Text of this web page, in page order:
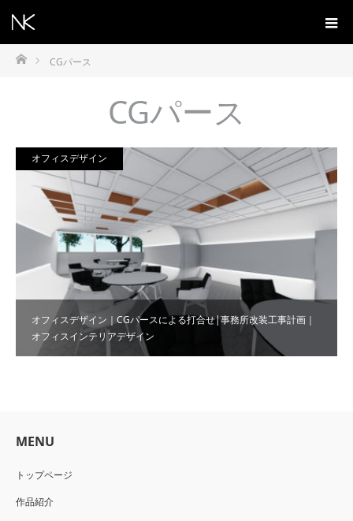
ホームCGパース
CGパース
オフィスデザイン｜CGパースによる打合せ|事務所改装工事計画｜
オフィスインテリアデザイン
オフィスデザイン
MENU
トップページ
作品紹介